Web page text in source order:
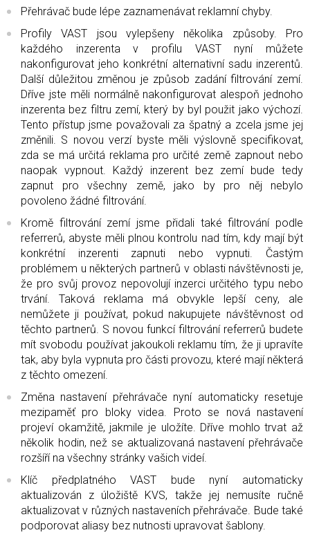
Přehrávač bude lépe zaznamenávat reklamní chyby.
Profily VAST jsou vylepšeny několika způsoby. Pro
každého inzerenta v profilu VAST nyní můžete
nakonfigurovat jeho konkrétní alternativní sadu inzerentů.
Další důležitou změnou je způsob zadání filtrování zemí.
Dříve jste měli normálně nakonfigurovat alespoň jednoho
inzerenta bez filtru zemí, který by byl použit jako výchozí.
Tento přístup jsme považovali za špatný a zcela jsme jej
změnili. S novou verzí byste měli výslovně specifikovat,
zda se má určitá reklama pro určité země zapnout nebo
naopak vypnout. Každý inzerent bez zemí bude tedy
zapnut pro všechny země, jako by pro něj nebylo
povoleno žádné filtrování.
Kromě filtrování zemí jsme přidali také filtrování podle
referrerů, abyste měli plnou kontrolu nad tím, kdy mají být
konkrétní inzerenti zapnuti nebo vypnuti. Častým
problémem u některých partnerů v oblasti návštěvnosti je,
že pro svůj provoz nepovolují inzerci určitého typu nebo
trvání. Taková reklama má obvykle lepší ceny, ale
nemůžete ji používat, pokud nakupujete návštěvnost od
těchto partnerů. S novou funkcí filtrování referrerů budete
mít svobodu používat jakoukoli reklamu tím, že ji upravíte
tak, aby byla vypnuta pro části provozu, které mají některá
z těchto omezení.
Změna nastavení přehrávače nyní automaticky resetuje
mezipaměť pro bloky videa. Proto se nová nastavení
projeví okamžitě, jakmile je uložíte. Dříve mohlo trvat až
několik hodin, než se aktualizovaná nastavení přehrávače
rozšíří na všechny stránky vašich videí.
Klíč předplatného VAST bude nyní automaticky
aktualizován z úložiště KVS, takže jej nemusíte ručně
aktualizovat v různých nastaveních přehrávače. Bude také
podporovat aliasy bez nutnosti upravovat šablony.